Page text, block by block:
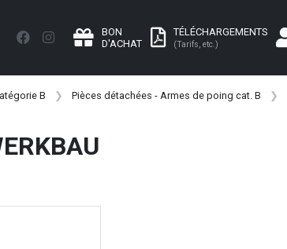
BON
D'ACHAT
TÉLÉCHARGEMENTS
(Tarifs, etc.)
B Pièces détachées - Armes de poing cat. B